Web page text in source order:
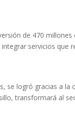
de 470
servicios que
se logró gracias a la
transformará al